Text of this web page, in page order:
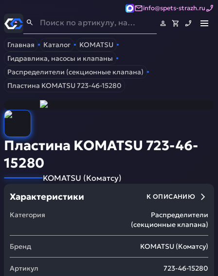
info@spets-strazh.ru
Спец-Страж- Запчасти для спецтехники
Главная Каталог
KOMATSU
Гидравлика, насосы и клапаны
Распределители (секционные клапана)
Пластина KOMATSU 723-46-15280
Пластина KOMATSU 723-46-
15280
KOMATSU (Коматсу)
Характеристики К ОПИСАНИЮ
Категория
Распределители
(секционные клапана)
Бренд KOMATSU (Коматсу)
Артикул 723-46-15280